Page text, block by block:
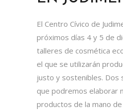
El Centro Cívico de
próximos días 4 y 5 de
talleres de cosmética
el que se utilizarán
justo y sostenibles. Dos
que podremos elaborar
productos de la mano de